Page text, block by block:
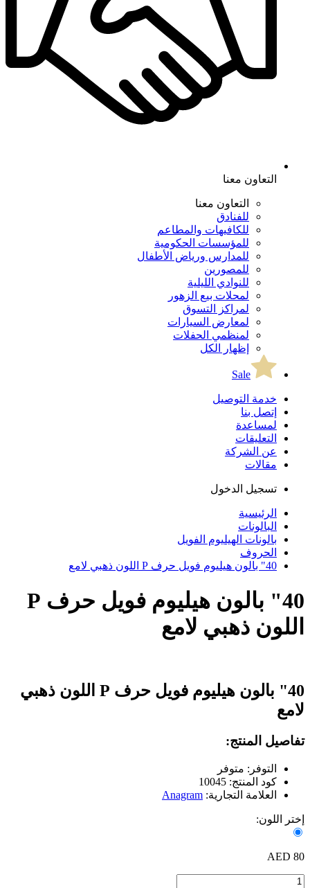
التعاون معنا
التعاون معنا
للفنادق
للكافيهات والمطاعم
للمؤسسات الحكومية
للمدارس ورياض الأطفال
للمصورين
للنوادي الليلية
لمحلات بيع الزهور
لمراكز التسوق
لمعارض السيارات
لمنظمي الحفلات
إظهار الكل
Sale
خدمة التوصيل
إتصل بنا
لمساعدة
التعليقات
عن الشركة
مقالات
تسجيل الدخول
الرئيسية
البالونات
بالونات الهيليوم الفويل
الحروف
40" بالون هيليوم فويل حرف P اللون ذهبي لامع
40" بالون هيليوم فويل حرف P
اللون ذهبي لامع
40" بالون هيليوم فويل حرف P اللون ذهبي
لامع
تفاصيل المنتج:
التوفر: متوفر
كود المنتج: 10045
العلامة التجارية: Anagram
إختر اللون:
80 AED